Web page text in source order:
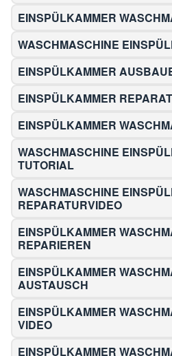
EINSPÜLKAMMER
WASCHMASCHINE
EINSPÜLKAMMER
EINSPÜLKAMMER
EINSPÜLKAMMER
WASCHMASCHINE
TUTORIAL
WASCHMASCHINE
REPARATURVIDEO
EINSPÜLKAMMER
REPARIEREN
EINSPÜLKAMMER
AUSTAUSCH
EINSPÜLKAMMER
VIDEO
EINSPÜLKAMMER